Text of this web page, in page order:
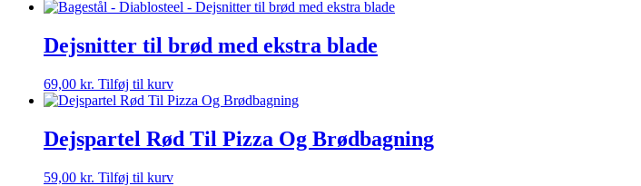
Dejsnitter til brød med ekstra blade
69,00 kr. Tilføj til kurv
Dejspartel Rød Til Pizza Og Brødbagning
59,00 kr. Tilføj til kurv